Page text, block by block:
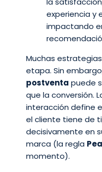
experiencia y
impactando
Muchas
etapa. Sin
postventa puede
que la conversión.
interacción define
el cliente tiene de
decisivamente en
marca (la regla
momento).